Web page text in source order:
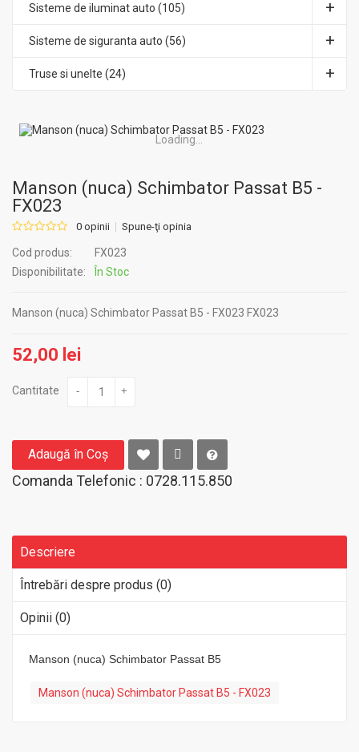
Sisteme de iluminat auto (105)
Sisteme de siguranta auto (56)
Truse si unelte (24)
Loading...
Manson (nuca) Schimbator Passat B5 -
FX023
0 opinii Spune-ţi opinia
Cod produs:
FX023
Disponibilitate:
În Stoc
Manson (nuca) Schimbator Passat B5 - FX023 FX023
52,00 lei
Cantitate - +
Adaugă în Coş
Comanda Telefonic : 0728.115.850
Descriere
Întrebări despre produs (0)
Opinii (0)
Manson (nuca) Schimbator Passat B5
Manson (nuca) Schimbator Passat B5 - FX023